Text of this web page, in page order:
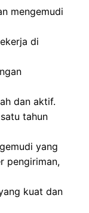
mengemudi
di
dan aktif.
tahun
yang
pengiriman,
kuat dan